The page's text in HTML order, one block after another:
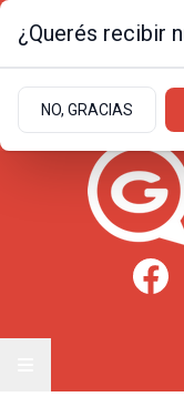
¿Querés recibir
NO, GRACIAS